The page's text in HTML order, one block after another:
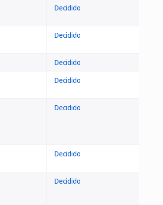
Decidido
Decidido
Decidido
Decidido
Decidido
Decidido
Decidido